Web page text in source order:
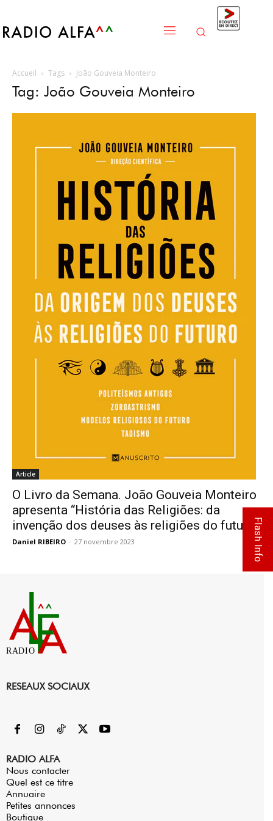
Accueil Tags João Gouveia Monteiro
Tag: João Gouveia Monteiro
Article
O Livro da Semana. João Gouveia Monteiro
apresenta “História das Religiões: da
invenção dos deuses às religiões do futuro”
Daniel RIBEIRO - 27 novembre 2023 0
RADIO
RESEAUX SOCIAUX
RADIO ALFA
Nous contacter
Quel est ce titre
Annuaire
Petites annonces
Boutique
Flash Info